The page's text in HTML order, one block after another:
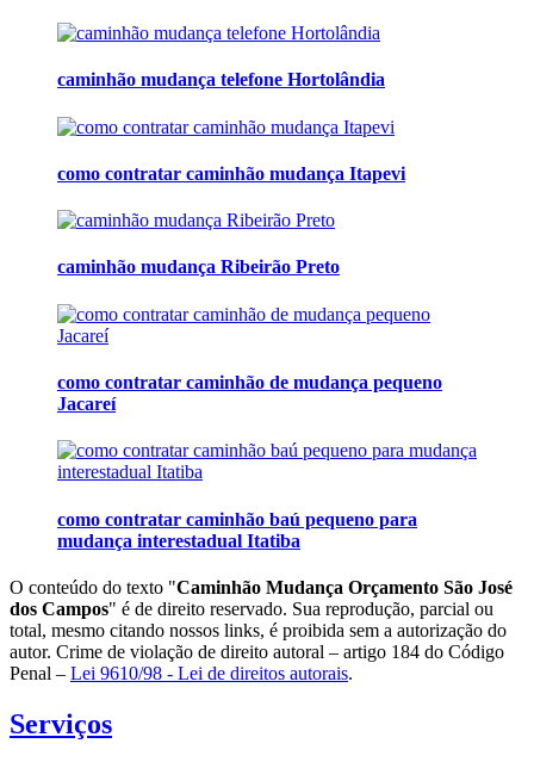
caminhão mudança telefone Hortolândia
como contratar caminhão mudança Itapevi
caminhão mudança Ribeirão Preto
como contratar caminhão de mudança pequeno
Jacareí
como contratar caminhão baú pequeno para
mudança interestadual Itatiba
O conteúdo do texto "Caminhão Mudança Orçamento São José
dos Campos" é de direito reservado. Sua reprodução, parcial ou
total, mesmo citando nossos links, é proibida sem a autorização do
autor. Crime de violação de direito autoral – artigo 184 do Código
Penal – Lei 9610/98 - Lei de direitos autorais.
Serviços